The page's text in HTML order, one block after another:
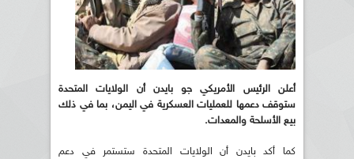
أعلن الرئيس الأمريكي جو بايدن أن الولايات المتحدة
ستوقف دعمها للعمليات العسكرية في اليمن، بما في ذلك
بيع الأسلحة والمعدات.
كما أكد بايدن أن الولايات المتحدة ستستمر في دعم